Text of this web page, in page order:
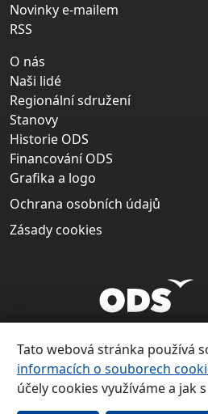
Novinky e-mailem
RSS
O nás
Naši lidé
Regionální sdružení
Stanovy
Historie ODS
Financování ODS
Grafika a logo
Ochrana osobních údajů
Zásady cookies
Tato webová stránka používá
informacích o souborech
účely cookies využíváme a jak